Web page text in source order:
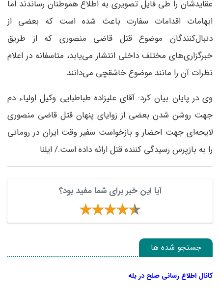
عقایدشان را طی فایل تصویری به اطلاع هموطنان رساندند اما
ابهامات اقدامات سفارت باعث شده است که بعضی از
دنبال‌کنندگان موضوع قتل قاضی منصوری که از طریق
خبرگزاری‌های مختلف داخلی انتشار می‌یابد، متاسفانه در اعلام
نظرات آن را مانند موضوع خاشقچی می‌دانند.
وی در پایان بیان کرد: آقای علیزاده طباطبایی وکیل اولیاء دم
جهت روشن شدن بعضی از زوایای پنهان قتل قاضی منصوری
لایحه‌ای جهت احضار و بازخواست سفیر وقت ایران در رومانی
را به بازپرس رسیدگی کننده قتل ارائه داده است./ ایلنا
آیا این خبر برای شما مفید بود؟
جستجو شده ها
کانال اطلاع رسانی صلح در بله